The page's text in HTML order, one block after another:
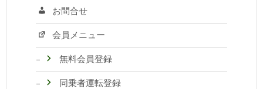
お問合せ
会員メニュー
無料会員登録
同乗者運転登録